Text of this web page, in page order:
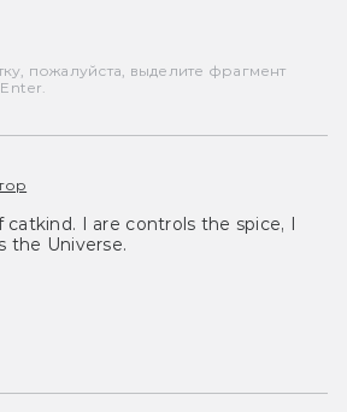
пожалуйста, выделите фрагмент
catkind. I are controls the spice, I
the Universe.